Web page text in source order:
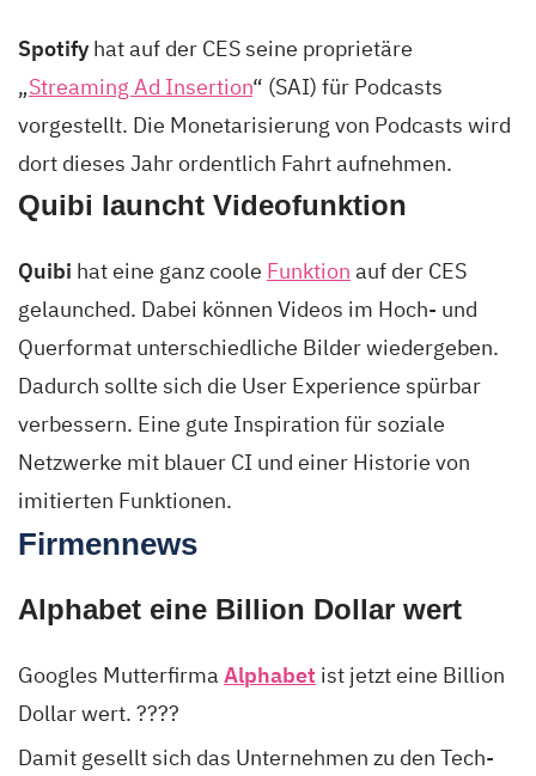
Spotify hat auf der CES seine proprietäre
„Streaming Ad Insertion“ (SAI) für Podcasts
vorgestellt. Die Monetarisierung von Podcasts wird
dort dieses Jahr ordentlich Fahrt aufnehmen.
Quibi launcht Videofunktion
Quibi hat eine ganz coole Funktion auf der CES
gelaunched. Dabei können Videos im Hoch- und
Querformat unterschiedliche Bilder wiedergeben.
Dadurch sollte sich die User Experience spürbar
verbessern. Eine gute Inspiration für soziale
Netzwerke mit blauer CI und einer Historie von
imitierten Funktionen.
Firmennews
Alphabet eine Billion Dollar wert
Googles Mutterfirma Alphabet ist jetzt eine Billion
Dollar wert. ????
Damit gesellt sich das Unternehmen zu den Tech-